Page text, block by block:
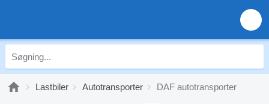
Lastbiler Autotransporter DAF autotransporter